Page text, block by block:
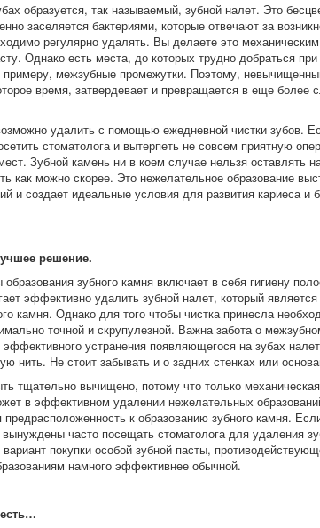
образуется, так называемый, зубной налет. Это
заселяется бактериями, которые отвечают за
регулярно удалять. Вы делаете это
Однако есть места, до которых трудно добраться
примеру, межзубные промежутки. Поэтому,
время, затвердевает и превращается в еще более
удалить с помощью ежедневной чистки зубов.
стоматолога и вытерпеть не совсем приятную
Зубной камень ни в коем случае нельзя оставлять
как можно скорее. Это нежелательное образование
и создает идеальные условия для развития кариеса
решение.
зубного камня включает в себя гигиену
эффективно удалить зубной налет, который
камня. Однако для того чтобы чистка принесла
точной и скрупулезной. Важна забота о
устранения появляющегося на зубах
нить. Не стоит забывать и о задних стенках или
тщательно вычищено, потому что только
в эффективном удалении нежелательных
предрасположенность к образованию зубного камня.
часто посещать стоматолога для удаления
вариант покупки особой зубной пасты,
намного эффективнее обычной.